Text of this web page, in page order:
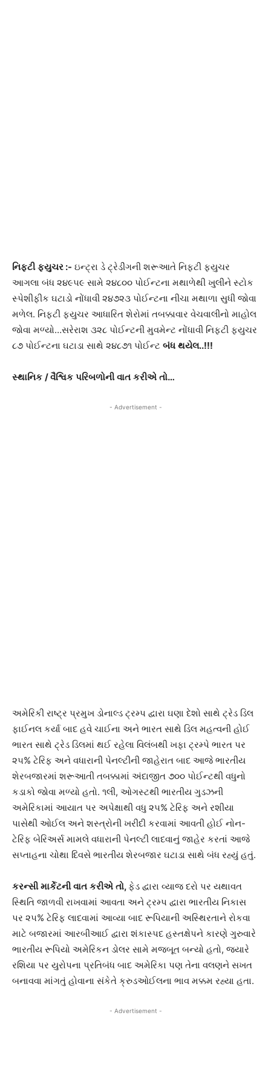
નિફ્ટી ફ્યુચર :- ઇન્ટ્રા ડે ટ્રેડીંગની શરૂઆતે નિફ્ટી ફ્યુચર
આગલા બંધ ૨૪૯૫૯ સામે ૨૪૮૦૦ પોઈન્ટના મથાળેથી ખુલીને સ્ટોક
સ્પેશીફીક ઘટાડો નોંધાવી ૨૪૭૨૩ પોઈન્ટના નીચા મથાળા સુધી જોવા
મળેલ. નિફ્ટી ફ્યુચર આધારિત શેરોમાં તબક્કાવાર વેચવાલીનો માહોલ
જોવા મળ્યો…સરેરાશ ૩૨૮ પોઈન્ટની મુવમેન્ટ નોંધાવી નિફ્ટી ફ્યુચર
૮૭ પોઈન્ટના ઘટાડા સાથે ૨૪૮૭૧ પોઈન્ટ બંધ થયેલ..!!!
સ્થાનિક /વૈશ્વિક પરિબળોની વાત કરીએ તો…
- Advertisement -
અમેરિકી રાષ્ટ્ર પ્રમુખ ડોનાલ્ડ ટ્રમ્પ દ્વારા ઘણા દેશો સાથે ટ્રેડ ડિલ
ફાઈનલ કર્યા બાદ હવે ચાઈના અને ભારત સાથે ડિલ મહત્વની હોઈ
ભારત સાથે ટ્રેડ ડિલમાં થઈ રહેલા વિલંબથી ખફા ટ્રમ્પે ભારત પર
૨૫% ટેરિફ અને વધારાની પેનલ્ટીની જાહેરાત બાદ આજે ભારતીય
શેરબજારમાં શરૂઆતી તબક્કામાં અંદાજીત ૭૦૦ પોઈન્ટથી વધુનો
કડાકો જોવા મળ્યો હતો. ૧લી, ઓગસ્ટથી ભારતીય ગુડઝની
અમેરિકામાં આયાત પર અપેક્ષાથી વધુ ૨૫% ટેરિફ અને રશીયા
પાસેથી ઓઈલ અને શસ્ત્રોની ખરીદી કરવામાં આવતી હોઈ નોન-
ટેરિફ બેરિઅર્સ મામલે વધારાની પેનલ્ટી લાદવાનું જાહેર કરતાં આજે
સપ્તાહના ચોથા દિવસે ભારતીય શેરબજાર ઘટાડા સાથે બંધ રહ્યું હતું.
કરન્સી માર્કેટની વાત કરીએ તો,ફેડ દ્વારા વ્યાજ દરો પર યથાવત
સ્થિતિ જાળવી રાખવામાં આવતા અને ટ્રમ્પ દ્વારા ભારતીય નિકાસ
પર ૨૫% ટેરિફ લાદવામાં આવ્યા બાદ રૂપિયાની અસ્થિરતાને રોકવા
માટે બજારમાં આરબીઆઈ દ્વારા શંકાસ્પદ હસ્તક્ષેપને કારણે ગુરુવારે
ભારતીય રૂપિયો અમેરિકન ડોલર સામે મજબૂત બન્યો હતો, જયારે
રશિયા પર યુરોપના પ્રતિબંધ બાદ અમેરિકા પણ તેના વલણને સખત
બનાવવા માંગતું હોવાના સંકેતે ક્રુડઓઈલના ભાવ મક્કમ રહ્યા હતા.
- Advertisement -